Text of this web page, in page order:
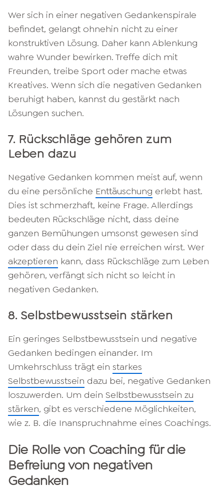
Wer sich in einer negativen Gedankenspirale
befindet, gelangt ohnehin nicht zu einer
konstruktiven Lösung. Daher kann Ablenkung
wahre Wunder bewirken. Treffe dich mit
Freunden, treibe Sport oder mache etwas
Kreatives. Wenn sich die negativen Gedanken
beruhigt haben, kannst du gestärkt nach
Lösungen suchen.
7. Rückschläge gehören zum
Leben dazu
Negative Gedanken kommen meist auf, wenn
du eine persönliche Enttäuschung erlebt hast.
Dies ist schmerzhaft, keine Frage. Allerdings
bedeuten Rückschläge nicht, dass deine
ganzen Bemühungen umsonst gewesen sind
oder dass du dein Ziel nie erreichen wirst. Wer
akzeptieren kann, dass Rückschläge zum Leben
gehören, verfängt sich nicht so leicht in
negativen Gedanken.
8. Selbstbewusstsein stärken
Ein geringes Selbstbewusstsein und negative
Gedanken bedingen einander. Im
Umkehrschluss trägt ein starkes
Selbstbewusstsein dazu bei, negative Gedanken
loszuwerden. Um dein Selbstbewusstsein zu
stärken, gibt es verschiedene Möglichkeiten,
wie z. B. die Inanspruchnahme eines Coachings.
Die Rolle von Coaching für die
Befreiung von negativen
Gedanken